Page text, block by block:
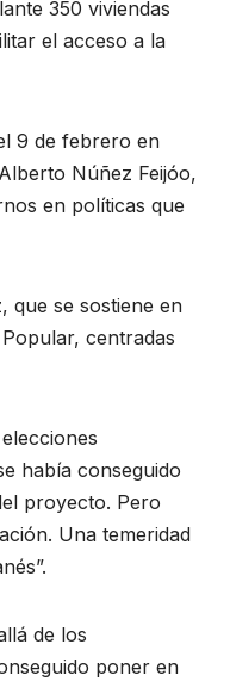
350 viviendas
el acceso a la
9 de febrero en
Núñez Feijóo,
en políticas que
que se sostiene en
centradas
había conseguido
proyecto. Pero
Una temeridad
de los
poner en